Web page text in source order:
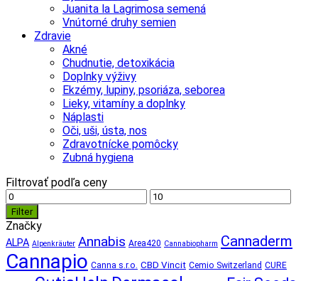
Juanita la Lagrimosa semená
Vnútorné druhy semien
Zdravie
Akné
Chudnutie, detoxikácia
Doplnky výživy
Ekzémy, lupiny, psoriáza, seborea
Lieky, vitamíny a doplnky
Náplasti
Oči, uši, ústa, nos
Zdravotnícke pomôcky
Zubná hygiena
Filtrovať podľa ceny
Minimálna
cena
Maximálna
cena
Filter
Značky
ALPA Alpenkräuter Annabis Area420 Cannabiopharm Cannaderm
Cannapio Canna s.r.o. CBD Vincit Cemio Switzerland CURE